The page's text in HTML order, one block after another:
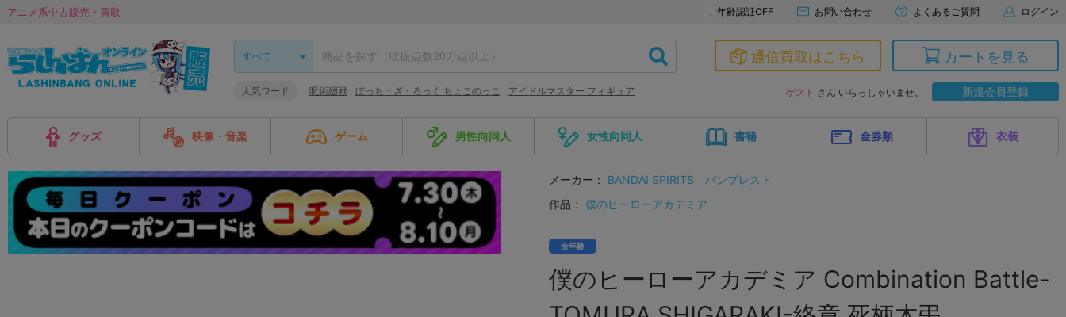
アニメ系中古販売・買取 年齢認証OFF お問い合わせ よくあるご質問 ログイン
人気ワード 呪術廻戦 ぼっち・ざ・ろっく ちょこのっこ アイドルマスター フィギュア
通信買取はこちら カートを見る
ゲスト さん いらっしゃいませ。 新規会員登録
グッズ 映像・音楽 ゲーム 男性向同人 女性向同人 書籍 金券類 衣装
メーカー： BANDAI SPIRITS
バンプレスト
作品： 僕のヒーローアカデミア
全年齢
僕のヒーローアカデミア Combination Battle-